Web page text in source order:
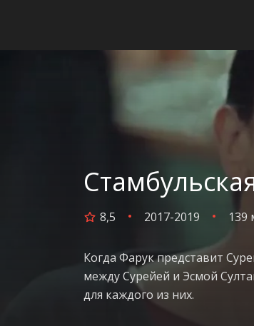
8,5 2017-2019 139
Когда Фарук представит
между Сурейей и Эсмой
для каждого из них.